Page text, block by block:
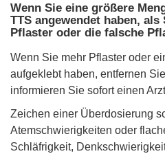
Wenn Sie eine größere
TTS angewendet haben,
Pflaster oder die falsche
Wenn Sie mehr Pflaster oder
aufgeklebt haben, entfernen
informieren Sie sofort einen
Zeichen einer Überdosierung
Atemschwierigkeiten oder
Schläfrigkeit,